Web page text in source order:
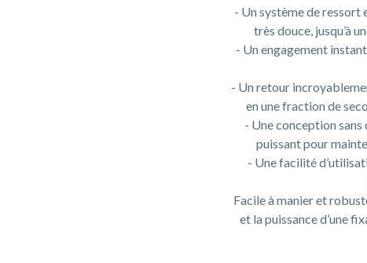
- Un système de
très douce, jusqu’à
- Un engagement
- Un retour
en une fraction de
- Une conception
puissant pour
- Une facilité
Facile à manier et
et la puissance d’une